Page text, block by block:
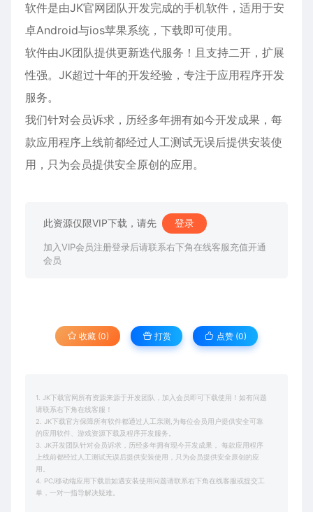
软件是由JK官网团队开发完成的手机软件，适用于安
卓Android与ios苹果系统，下载即可使用。
软件由JK团队提供更新迭代服务！且支持二开，扩展
性强。JK超过十年的开发经验，专注于应用程序开发
服务。
我们针对会员诉求，历经多年拥有如今开发成果，每
款应用程序上线前都经过人工测试无误后提供安装使
用，只为会员提供安全原创的应用。
此资源仅限VIP下载，请先 登录
加入VIP会员注册登录后请联系右下角在线客服充值开通
会员
收藏 (0) 打赏 点赞 (0)
1. JK下载官网所有资源来源于开发团队，加入会员即可下载使用！如有问题
请联系右下角在线客服！
2. JK下载官方保障所有软件都通过人工亲测,为每位会员用户提供安全可靠
的应用软件、游戏资源下载及程序开发服务。
3. JK开发团队针对会员诉求，历经多年拥有现今开发成果， 每款应用程序
上线前都经过人工测试无误后提供安装使用，只为会员提供安全原创的应
用。
4. PC/移动端应用下载后如遇安装使用问题请联系右下角在线客服或提交工
单，一对一指导解决疑难。